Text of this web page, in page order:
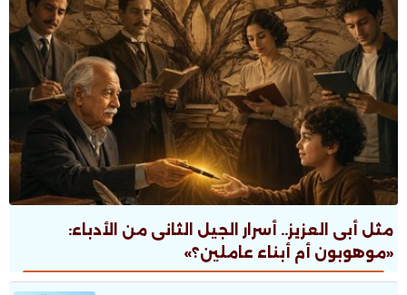
مثل أبى العزيز.. أسرار الجيل الثانى من الأدباء:
«موهوبون أم أبناء عاملين؟»